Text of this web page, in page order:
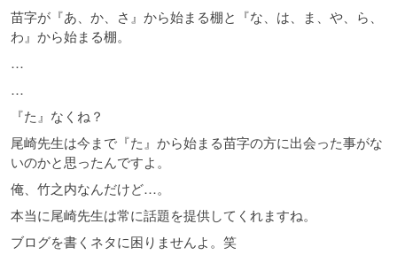
苗字が『あ、か、さ』から始まる棚と『な、は、ま、や、ら、
わ』から始まる棚。
…
…
『た』なくね？
尾崎先生は今まで『た』から始まる苗字の方に出会った事がな
いのかと思ったんですよ。
俺、竹之内なんだけど…。
本当に尾崎先生は常に話題を提供してくれますね。
ブログを書くネタに困りませんよ。笑